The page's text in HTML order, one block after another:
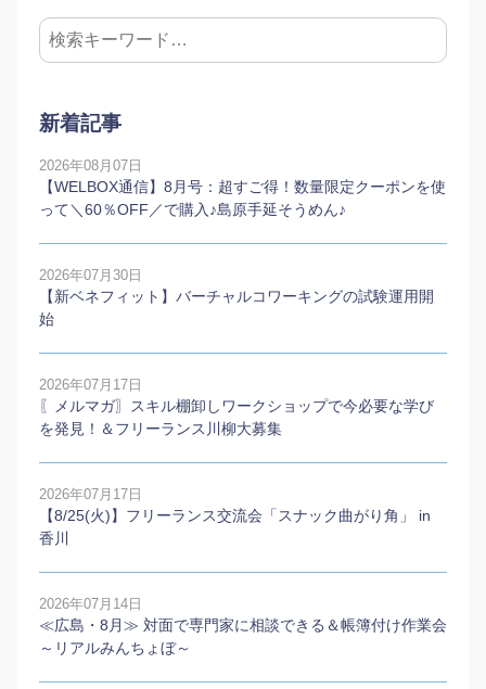
新着記事
2026年08月07日
【WELBOX通信】8月号：超すご得！数量限定クーポンを使
って＼60％OFF／で購入♪島原手延そうめん♪
2026年07月30日
【新ベネフィット】バーチャルコワーキングの試験運用開
始
2026年07月17日
〖メルマガ〗スキル棚卸しワークショップで今必要な学び
を発見！＆フリーランス川柳大募集
2026年07月17日
【8/25(火)】フリーランス交流会「スナック曲がり角」 in
香川
2026年07月14日
≪広島・8月≫ 対面で専門家に相談できる＆帳簿付け作業会
～リアルみんちょぼ～